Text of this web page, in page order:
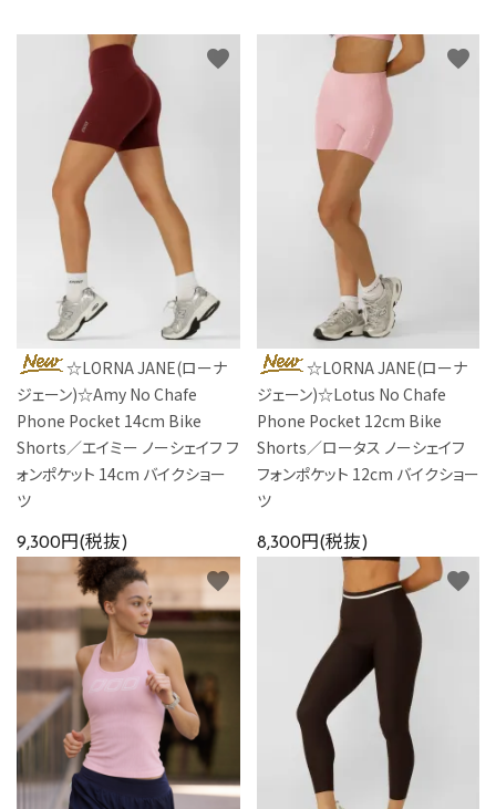
☆LORNA JANE(ローナ
ジェーン)☆Amy No Chafe
Phone Pocket 14cm Bike
Shorts／エイミー ノーシェイフ フ
ォンポケット 14cm バイクショー
ツ
9,300円(税抜)
favorite
☆LORNA JANE(ローナ
ジェーン)☆Lotus No Chafe
Phone Pocket 12cm Bike
Shorts／ロータス ノーシェイフ
フォンポケット 12cm バイクショー
ツ
8,300円(税抜)
favorite
favorite favorite